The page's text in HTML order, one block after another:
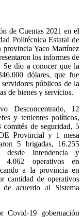
de Cuentas 2021 en el
Politécnica Estatal de
Yaco Martínez
los informes de
Se dio a conocer que la
dólares, que fue
públicos de la
de bienes y servicios.
Desconcentrado, 12
y tenientes políticos,
comités de seguridad, 5
Provincial y 1 mesa
5 brigadas, 16.255
desde Intendencia y
4.062 operativos en
a la provincia en
cantidad de operativos
acuerdo al Sistema
Covid-19 gobernación